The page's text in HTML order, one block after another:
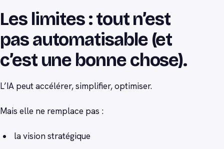
Les limites : tout n’est
pas automatisable (et
c’est une bonne chose).
L’IA peut accélérer, simplifier, optimiser.
Mais elle ne remplace pas :
la vision stratégique